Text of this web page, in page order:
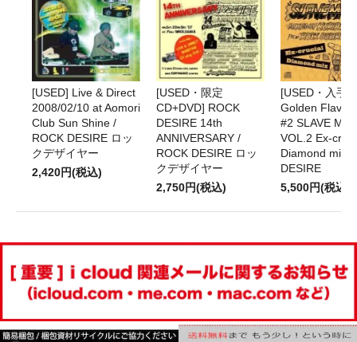
[USED] Live & Direct
2008/02/10 at Aomori
Club Sun Shine /
ROCK DESIRE ロッ
クデザイヤー
2,420円(税込)
[USED・限定
CD+DVD] ROCK
DESIRE 14th
ANNIVERSARY /
ROCK DESIRE ロッ
クデザイヤー
2,750円(税込)
[USED・入手
Golden Flavor
#2 SLAVE
VOL.2 Ex-
Diamond mix /
DESIRE
5,500円(税込)